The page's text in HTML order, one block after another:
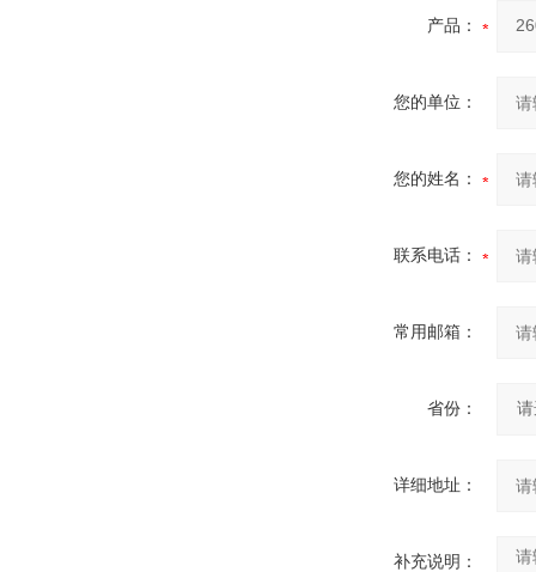
产品：
您的单位：
您的姓名：
联系电话：
常用邮箱：
省份：
详细地址：
补充说明：